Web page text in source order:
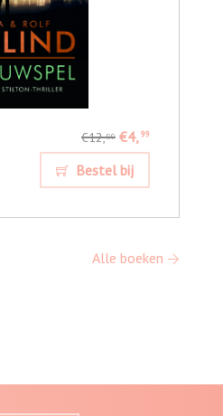
€12,99 €4,99
Bestel bij
Alle boeken